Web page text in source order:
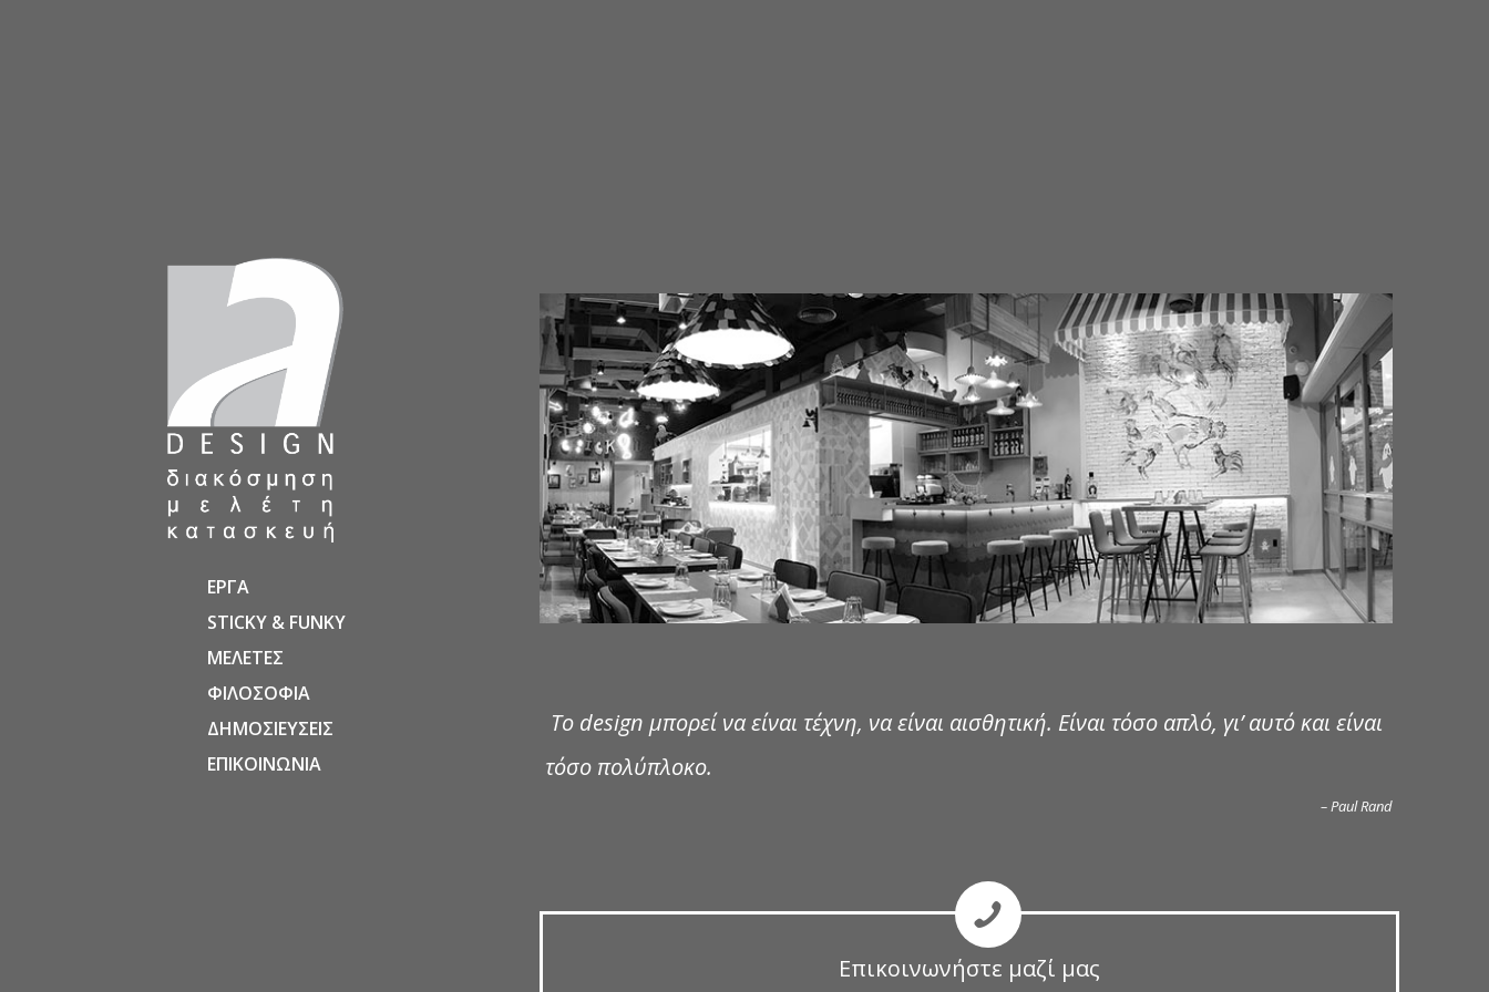
ΕΡΓΑ
STICKY & FUNKY
ΜΕΛΕΤΕΣ
ΦΙΛΟΣΟΦΙΑ
ΔΗΜΟΣΙΕΥΣΕΙΣ
ΕΠΙΚΟΙΝΩΝΙΑ
Το design μπορεί να είναι τέχνη, να είναι αισθητική. Είναι τόσο απλό, γι’ αυτό και είναι
τόσο πολύπλοκο.
– Paul Rand
Επικοινωνήστε μαζί μας